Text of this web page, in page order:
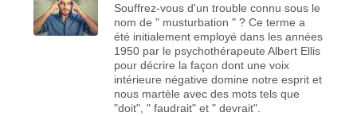
Souffrez-vous d'un trouble connu sous le
nom de " musturbation " ? Ce terme a
été initialement employé dans les années
1950 par le psychothérapeute Albert Ellis
pour décrire la façon dont une voix
intérieure négative domine notre esprit et
nous martèle avec des mots tels que
"doit", " faudrait" et " devrait".